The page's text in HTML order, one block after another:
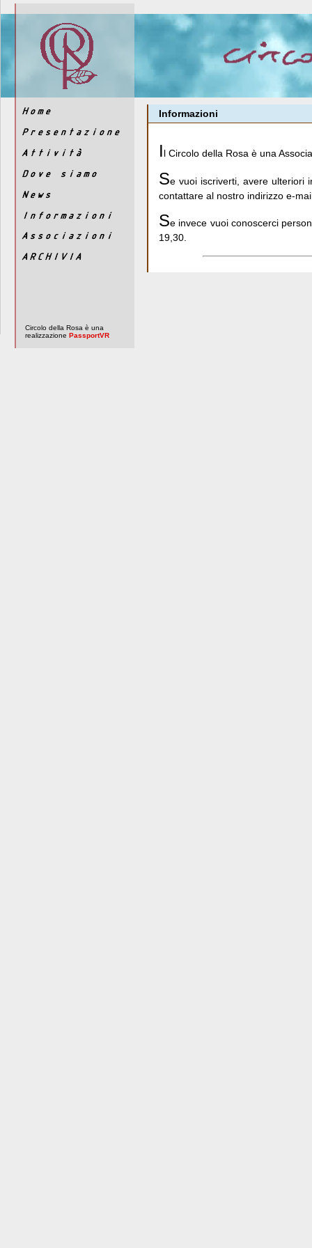
Circolo della Rosa è una
realizzazione PassportVR
Informazioni
Il Circolo della Rosa è una
Se vuoi iscriverti, avere ulteriori
contattare al nostro indirizzo e-
Se invece vuoi conoscerci
19,30.